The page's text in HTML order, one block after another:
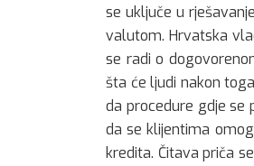
se uključe u
valutom. Hrvatska
se radi o
šta će ljudi nakon
da procedure gdje se
da se klijentima
kredita. Čitava priča